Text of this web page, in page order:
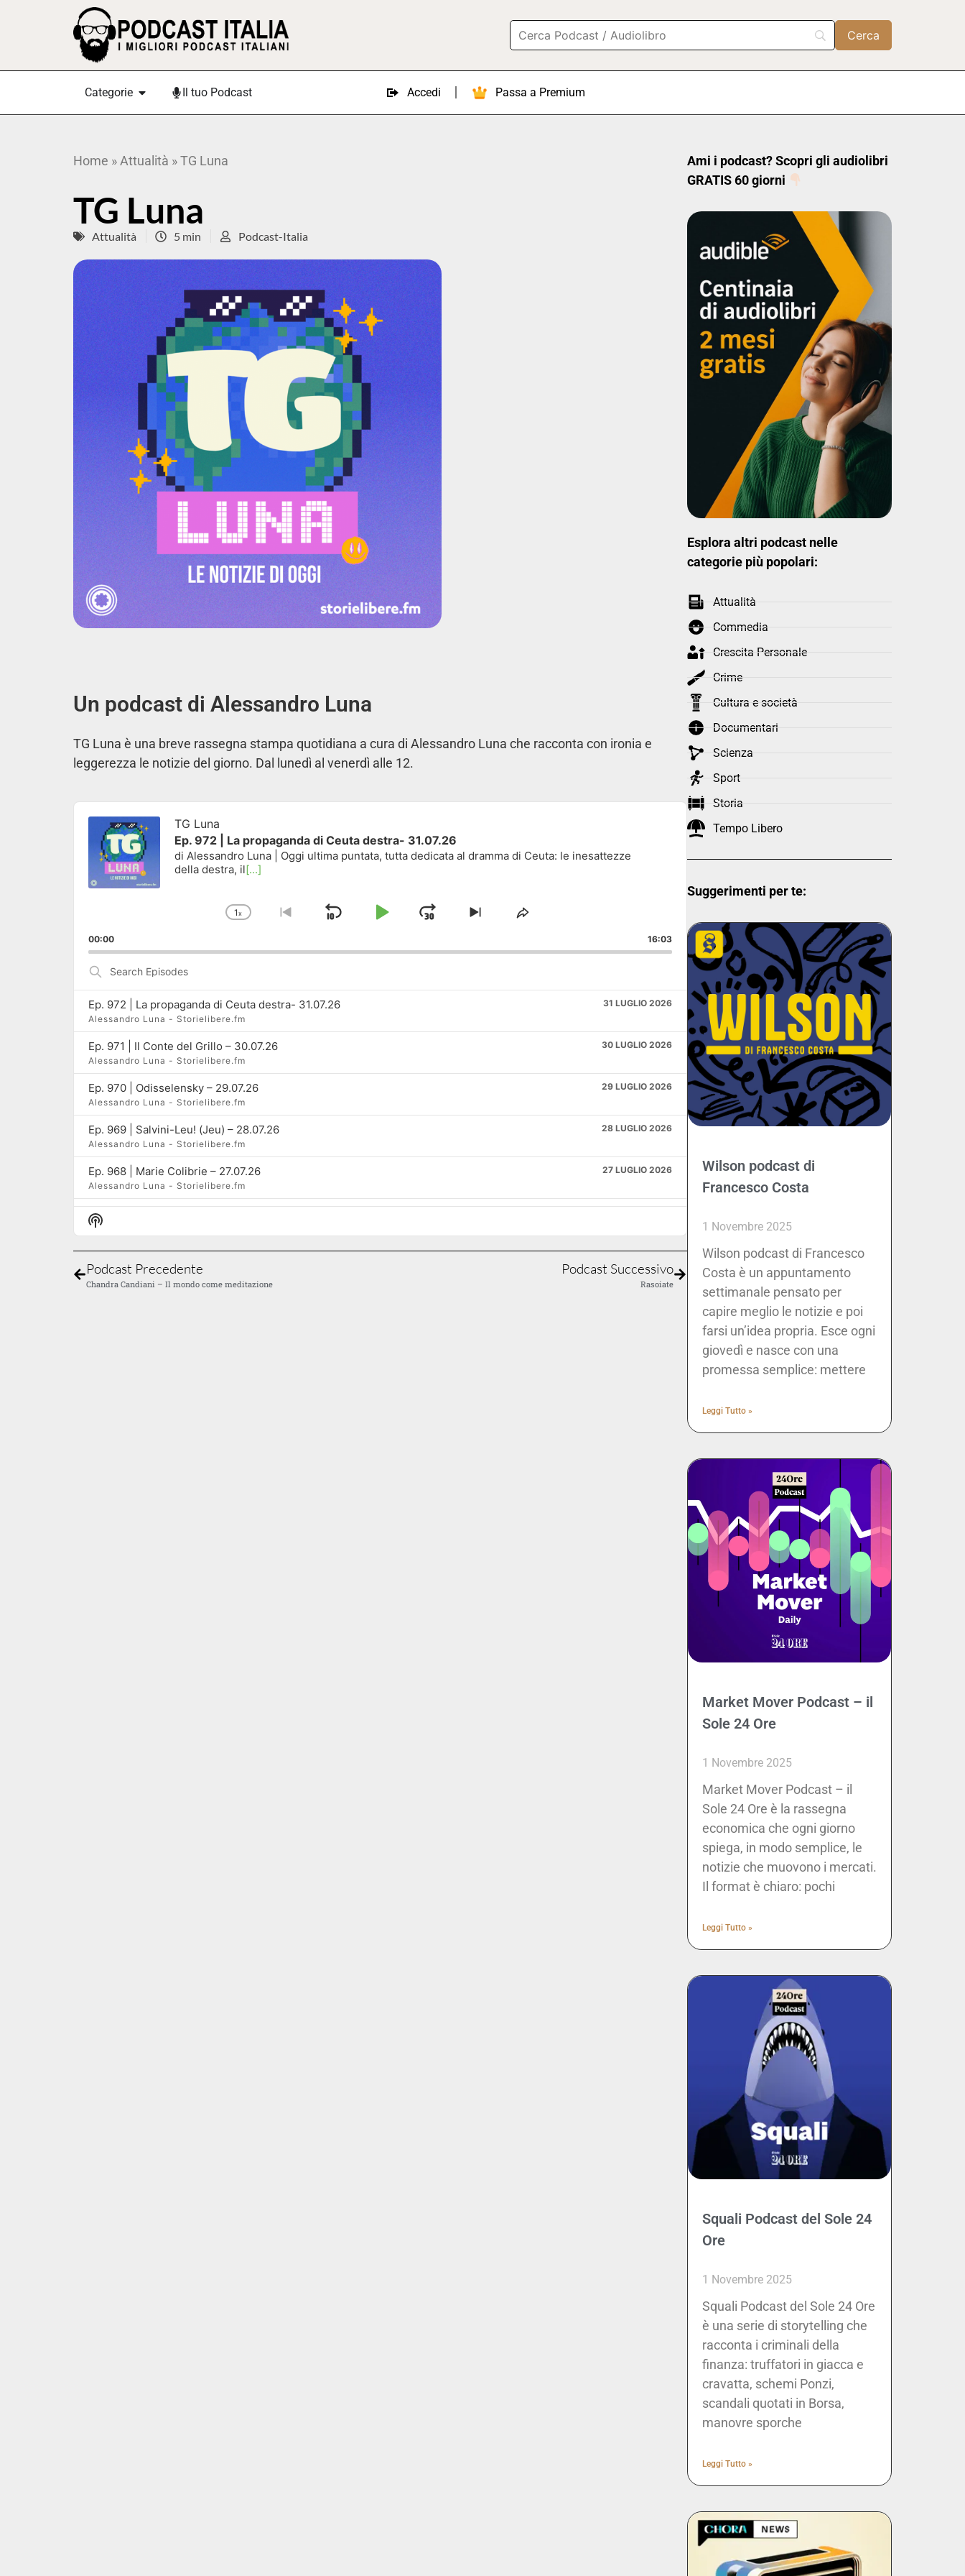
Categorie Il tuo Podcast Accedi Passa a Premium
Home » Attualità »TG Luna
TG Luna
Attualità 5 min Podcast-Italia
Un podcast di Alessandro Luna
TG Luna è una breve rassegna stampa quotidiana a cura di Alessandro Luna che racconta con ironia e
leggerezza le notizie del giorno. Dal lunedì al venerdì alle 12.
Audio
TG Luna
Ep. 972 | La propaganda di Ceuta destra- 31.07.26
di Alessandro Luna | Oggi ultima puntata, tutta dedicata al dramma di Ceuta: le inesattezze
della destra, il[...]
Change Playback Rate
1x Go to previous episode
Skip Backward
Play Pause
Jump Forward
Skip to next episode
Share This Episode
00:00 16:03
Episodes
Ep. 972 | La propaganda di Ceuta destra- 31.07.26
31 LUGLIO 2026
Alessandro Luna - Storielibere.fm
Ep. 971 | Il Conte del Grillo – 30.07.26
30 LUGLIO 2026
Alessandro Luna - Storielibere.fm
Ep. 970 | Odisselensky – 29.07.26
29 LUGLIO 2026
Alessandro Luna - Storielibere.fm
Ep. 969 | Salvini-Leu! (Jeu) – 28.07.26
28 LUGLIO 2026
Alessandro Luna - Storielibere.fm
Ep. 968 | Marie Colibrie – 27.07.26
27 LUGLIO 2026
Alessandro Luna - Storielibere.fm
Ep. 967 | La maranza, è una danza… – 24.07.26
Alessandro Luna - Storielibere.fm
Ep. 966 | Delmastro Lindo – 23.07.26
23 LUGLIO 2026
Alessandro Luna - Storielibere.fm
Show Podcast Information
Podcast Precedente
Chandra Candiani – Il mondo come meditazione
Podcast Successivo
Rasoiate
Ami i podcast? Scopri gli audiolibri
GRATIS 60 giorni
Esplora altri podcast nelle
categorie più popolari:
Attualità
Commedia
Crescita Personale
Crime
Cultura e società
Documentari
Scienza
Sport
Storia
Tempo Libero
Suggerimenti per te:
Wilson podcast di
Francesco Costa
1 Novembre 2025
Wilson podcast di Francesco
Costa è un appuntamento
settimanale pensato per
capire meglio le notizie e poi
farsi un’idea propria. Esce ogni
giovedì e nasce con una
promessa semplice: mettere
Leggi Tutto »
Market Mover Podcast – il
Sole 24 Ore
1 Novembre 2025
Market Mover Podcast – il
Sole 24 Ore è la rassegna
economica che ogni giorno
spiega, in modo semplice, le
notizie che muovono i mercati.
Il format è chiaro: pochi
Leggi Tutto »
Squali Podcast del Sole 24
Ore
1 Novembre 2025
Squali Podcast del Sole 24 Ore
è una serie di storytelling che
racconta i criminali della
finanza: truffatori in giacca e
cravatta, schemi Ponzi,
scandali quotati in Borsa,
manovre sporche
Leggi Tutto »